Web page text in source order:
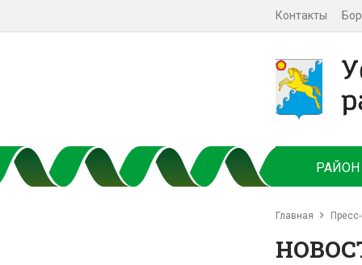
Контакты
РАЙОН
Главная